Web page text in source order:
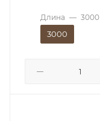
Длина — 3000
3000